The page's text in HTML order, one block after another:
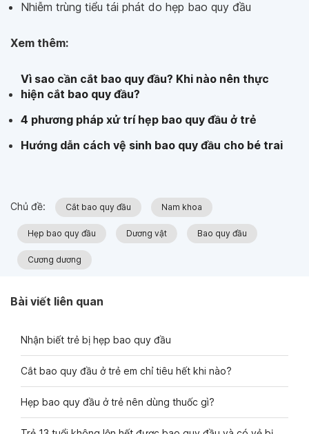
Nhiễm trùng tiểu tái phát do hẹp bao quy đầu
Xem thêm:
Vì sao cần cắt bao quy đầu? Khi nào nên thực
hiện cắt bao quy đầu?
4 phương pháp xử trí hẹp bao quy đầu ở trẻ
Hướng dẫn cách vệ sinh bao quy đầu cho bé trai
Chủ đề: Cắt bao quy đầu Nam khoa
Hẹp bao quy đầu Dương vật Bao quy đầu
Cương dương
Bài viết liên quan
Nhận biết trẻ bị hẹp bao quy đầu
Cắt bao quy đầu ở trẻ em chỉ tiêu hết khi nào?
Hẹp bao quy đầu ở trẻ nên dùng thuốc gì?